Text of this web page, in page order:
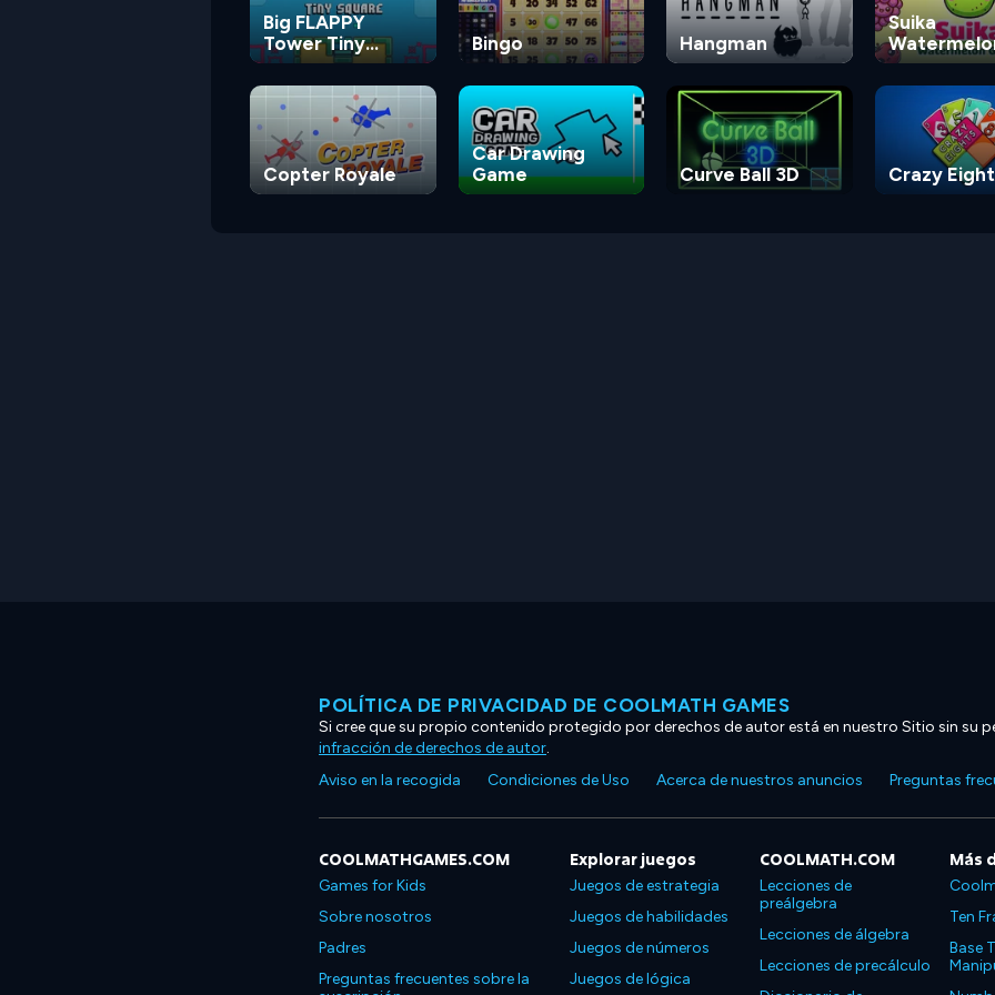
Big FLAPPY
Tower Tiny
Square
Bingo Hangman
Suika
Game
Copter Royale
Car Drawing
Game
Curve Ball 3D Crazy
POLÍTICA DE PRIVACIDAD DE COOLMATH GAMES
Si cree que su propio contenido protegido por derechos de autor está en nuestro Sitio sin su
infracción de derechos de autor.
Aviso en la recogida
Condiciones de Uso Acerca de nuestros anuncios Preguntas
COOLMATHGAMES.COM
Games for Kids
Sobre nosotros
Padres
Preguntas frecuentes sobre la
Explorar juegos
Juegos de estrategia
Juegos de habilidades
Juegos de números
Juegos de lógica
COOLMATH.COM
Lecciones de
preálgebra
Lecciones de álgebra
Lecciones de precálculo
Más
Ten
Base